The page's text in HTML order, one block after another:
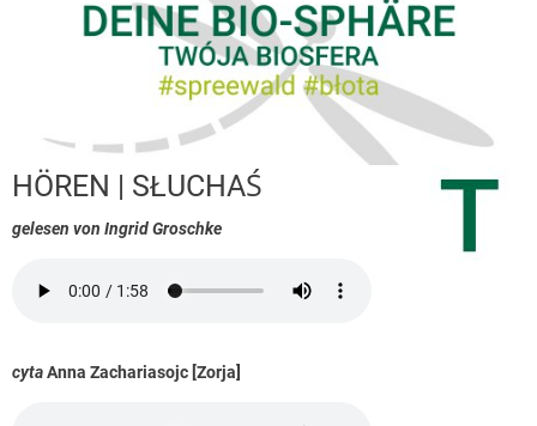
HÖREN | SŁUCHAŚ
gelesen von Ingrid Groschke
cytaAnna Zachariasojc [Zorja]